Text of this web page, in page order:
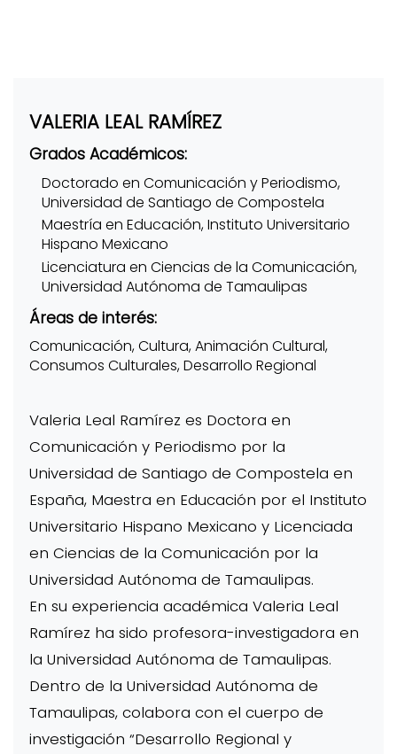
VALERIA LEAL RAMÍREZ
Grados Académicos:
Doctorado en Comunicación y Periodismo,
Universidad de Santiago de Compostela
Maestría en Educación, Instituto Universitario
Hispano Mexicano
Licenciatura en Ciencias de la Comunicación,
Universidad Autónoma de Tamaulipas
Áreas de interés:
Comunicación, Cultura, Animación Cultural,
Consumos Culturales, Desarrollo Regional
Valeria Leal Ramírez es Doctora en
Comunicación y Periodismo por la
Universidad de Santiago de Compostela en
España, Maestra en Educación por el Instituto
Universitario Hispano Mexicano y Licenciada
en Ciencias de la Comunicación por la
Universidad Autónoma de Tamaulipas.
En su experiencia académica Valeria Leal
Ramírez ha sido profesora-investigadora en
la Universidad Autónoma de Tamaulipas.
Dentro de la Universidad Autónoma de
Tamaulipas, colabora con el cuerpo de
investigación “Desarrollo Regional y